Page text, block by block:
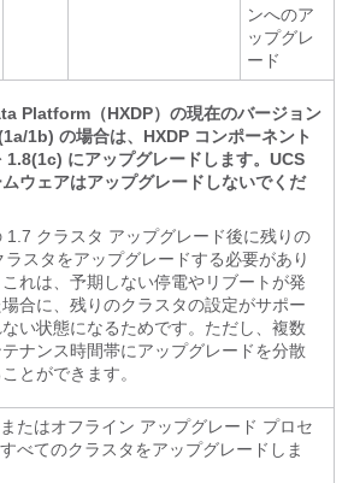
ンへのア
ップグレ
ード
Platform（HXDP）の現在のバージョン
1b) の場合は、HXDP コンポーネント
1.8(1c) にアップグレードします。UCS
ウェアはアップグレードしないでくだ
1.7 クラスタ アップグレード後に残りの
ラスタをアップグレードする必要があり
これは、予期しない停電やリブートが発
合に、残りのクラスタの設定がサポー
ない状態になるためです。ただし、複数
ナンス時間帯にアップグレードを分散
とができます。
たはオフライン アップグレード プロセ
べてのクラスタをアップグレードしま